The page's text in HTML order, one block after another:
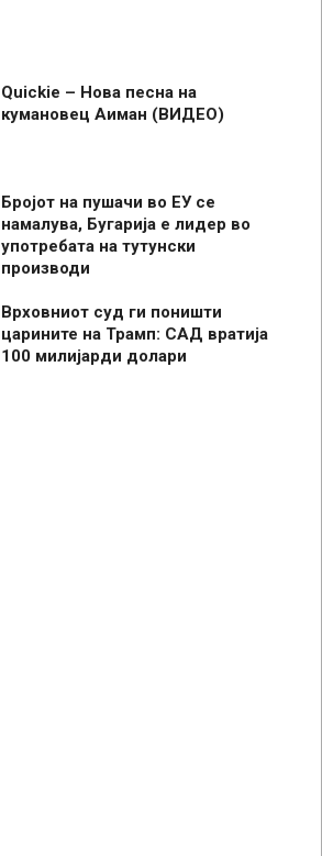
Quickie – Нова песна на
кумановец Аиман (ВИДЕО)
Бројот на пушачи во ЕУ се
намалува, Бугарија е лидер во
употребата на тутунски
производи
Врховниот суд ги поништи
царините на Трамп: САД вратија
100 милијарди долари